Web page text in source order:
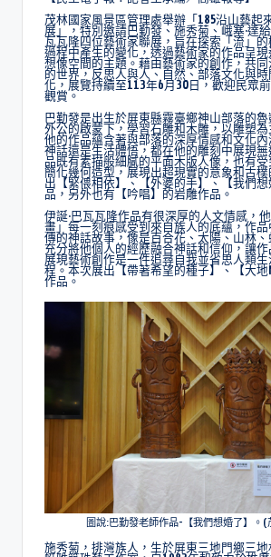
茂林國家風景區管理處舉辦「185沿山藝起
展」，特別邀請巴勤發、施秀菊、峨塞·達
瓦瓦隆四位藝術家聯展，旨在探索「流」
過程中產生的變化，透過藝術家的作品呈
想像空間的主題。藉由藝術家的創作，共
的世界，反思人與人、自然、部落文化與
化，展覽持續至113年6月30日，歡迎民眾
觀賞。
巴勤發是出生於屏東縣霧臺鄉神山部落的
外公的啟蒙下，學習石雕和木雕，以雕塑
他的作品蘊含著與部落的深厚情感和文化
神話還是生活體悟，都在他的雕刻中展現
品既有素描般細膩的平面木版人像，也有
簡化幾何造型，展現出超現實的意象和古
出【緊偎相依】、【外婆的手】、【我們
品，另外也有【吟唱】的岩雕作品。
伊誕·巴瓦瓦隆作品有很深厚的人文情感，
畫」每一刻痕感受到來自族人的底蘊，作
傳的神話故事，像是百合花、太陽、山林
充分將他個人的經歷融合神話和信仰，讓作
展現藝術創作是一件追尋自我並省思人類
程。本次展出【帶著希望的種子】、【大地
作品。
圖說:巴勤發老師作品-【我們想婚了】。(
施秀菊，排灣族人，生於屏東三地門鄉三